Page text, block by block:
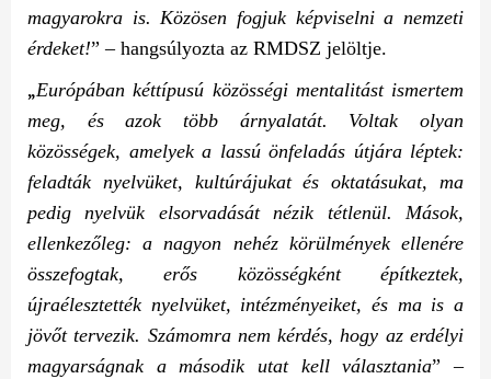
magyarokra is. Közösen fogjuk képviselni a nemzeti
érdeket!” – hangsúlyozta az RMDSZ jelöltje.
„Európában kéttípusú közösségi mentalitást ismertem
meg, és azok több árnyalatát. Voltak olyan
közösségek, amelyek a lassú önfeladás útjára léptek:
feladták nyelvüket, kultúrájukat és oktatásukat, ma
pedig nyelvük elsorvadását nézik tétlenül. Mások,
ellenkezőleg: a nagyon nehéz körülmények ellenére
összefogtak, erős közösségként építkeztek,
újraélesztették nyelvüket, intézményeiket, és ma is a
jövőt tervezik. Számomra nem kérdés, hogy az erdélyi
magyarságnak a második utat kell választania” –